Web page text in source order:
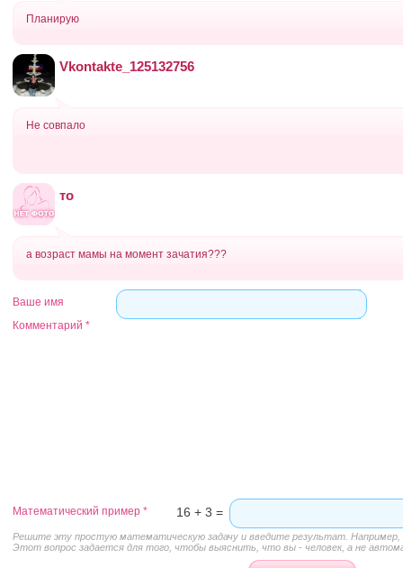
Планирую
Vkontakte_125132756
Не совпало
то
а возраст мамы на момент зачатия???
Ваше имя
Комментарий *
Этот вопрос задается для того, чтобы выяснить, что вы - человек, а не
Математический пример * 16 + 3 =
Решите эту простую математическую задачу и введите результат. Например,